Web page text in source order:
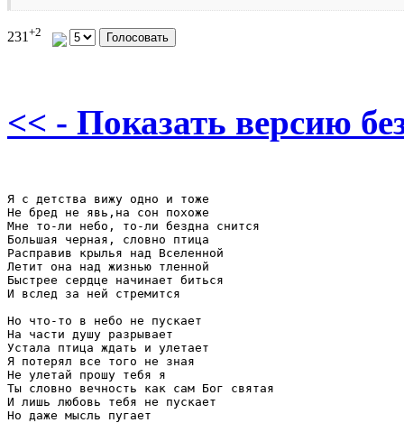
231 +2
<< - Показать версию
Я с детства вижу одно и тоже
Не бред не явь,на сон похоже
Мне то-ли небо, то-ли бездна снится
Большая черная, словно птица
Расправив крылья над Вселенной
Летит она над жизнью тленной
Быстрее сердце начинает биться
И вслед за ней стремится
Но что-то в небо не пускает
На части душу разрывает
Устала птица ждать и улетает
Я потерял все того не зная
Не улетай прошу тебя я
Ты словно вечность как сам Бог святая
И лишь любовь тебя не пускает
Но даже мысль пугает